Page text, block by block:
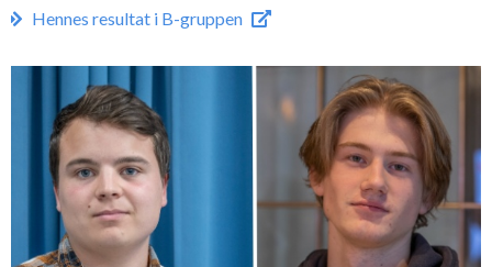
Hennes resultat i B-gruppen